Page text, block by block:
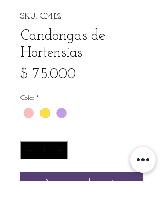
SKU: CMJ12
Candongas de
Hortensias
$ 75.000
Color *
Agregar al carrito